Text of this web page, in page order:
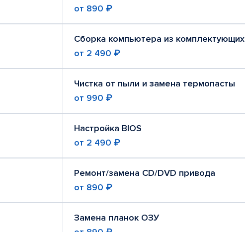
от 890 ₽
Сборка компьютера из комплектующих
от 2 490 ₽
Чистка от пыли и замена термопасты
от 990 ₽
Настройка BIOS
от 2 490 ₽
Ремонт/замена CD/DVD привода
от 890 ₽
Замена планок ОЗУ